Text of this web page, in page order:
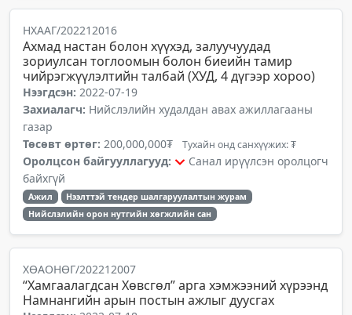
НХААГ/202212016
Ахмад настан болон хүүхэд, залуучуудад
зориулсан тоглоомын болон биеийн тамир
чийрэгжүүлэлтийн талбай (ХУД, 4 дүгээр хороо)
Нээгдсэн: 2022-07-19
Захиалагч: Нийслэлийн худалдан авах ажиллагааны
газар
Төсөвт өртөг: 200,000,000₮ Тухайн онд санхүүжих: ₮
Оролцсон байгууллагууд:
Санал ирүүлсэн оролцогч
байхгүй
Ажил
Нээлттэй тендер шалгаруулалтын журам
Нийслэлийн орон нутгийн хөгжлийн сан
ХӨАОНӨГ/202212007
“Хамгаалагдсан Хөвсгөл” арга хэмжээний хүрээнд
Намнангийн арын постын ажлыг дуусгах